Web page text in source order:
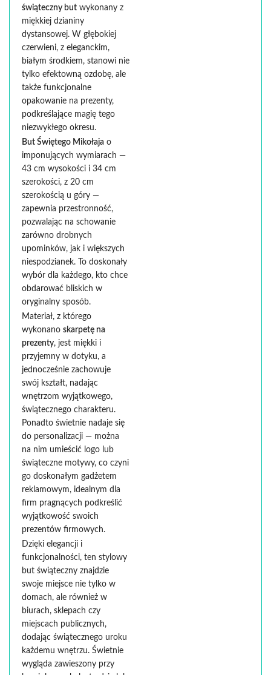
świąteczny but wykonany z
miękkiej dzianiny
dystansowej. W głębokiej
czerwieni, z eleganckim,
białym środkiem, stanowi nie
tylko efektowną ozdobę, ale
także funkcjonalne
opakowanie na prezenty,
podkreślające magię tego
niezwykłego okresu.
But Świętego Mikołaja o
imponujących wymiarach —
43 cm wysokości i 34 cm
szerokości, z 20 cm
szerokością u góry —
zapewnia przestronność,
pozwalając na schowanie
zarówno drobnych
upominków, jak i większych
niespodzianek. To doskonały
wybór dla każdego, kto chce
obdarować bliskich w
oryginalny sposób.
Materiał, z którego
wykonano skarpetę na
prezenty, jest miękki i
przyjemny w dotyku, a
jednocześnie zachowuje
swój kształt, nadając
wnętrzom wyjątkowego,
świątecznego charakteru.
Ponadto świetnie nadaje się
do personalizacji — można
na nim umieścić logo lub
świąteczne motywy, co czyni
go doskonałym gadżetem
reklamowym, idealnym dla
firm pragnących podkreślić
wyjątkowość swoich
prezentów firmowych.
Dzięki elegancji i
funkcjonalności, ten stylowy
but świąteczny znajdzie
swoje miejsce nie tylko w
domach, ale również w
biurach, sklepach czy
miejscach publicznych,
dodając świątecznego uroku
każdemu wnętrzu. Świetnie
wygląda zawieszony przy